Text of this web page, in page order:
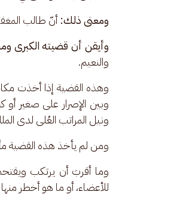
ومعنى ذلك: أنّ طالب
وأيقن أن قضيته الكبرى
والنعيم.
وهذه القضية إذا أخذت
وبين الإصرار على صغير أو
ونيل المراتب العُلى لدى
ومن لم يأخذ هذه القضية
وما أقربَ أن يرتكب
للأعضاء، أو ما هو أخطر